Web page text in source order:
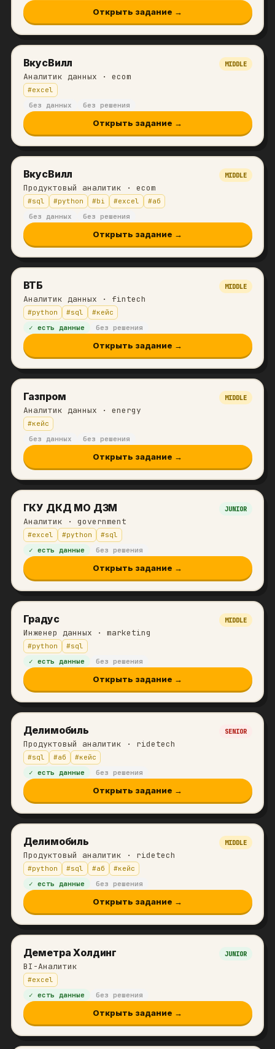
Открыть задание →
ВкусВилл MIDDLE
Аналитик данных · ecom
#excel
без данных
без решения
Открыть задание →
ВкусВилл MIDDLE
Продуктовый аналитик · ecom
#sql #python #bi #excel #аб
без данных
без решения
Открыть задание →
ВТБ MIDDLE
Аналитик данных · fintech
#python #sql #кейс
✓ есть данные
без решения
Открыть задание →
Газпром MIDDLE
Аналитик данных · energy
#кейс
без данных
без решения
Открыть задание →
ГКУ ДКД МО ДЗМ JUNIOR
Аналитик · government
#excel #python #sql
✓ есть данные
без решения
Открыть задание →
Градус MIDDLE
Инженер данных · marketing
#python #sql
✓ есть данные
без решения
Открыть задание →
Делимобиль SENIOR
Продуктовый аналитик · ridetech
#sql #аб #кейс
✓ есть данные
без решения
Открыть задание →
Делимобиль MIDDLE
Продуктовый аналитик · ridetech
#python #sql #аб #кейс
✓ есть данные
без решения
Открыть задание →
Деметра Холдинг JUNIOR
BI-Аналитик
#excel
✓ есть данные
без решения
Открыть задание →